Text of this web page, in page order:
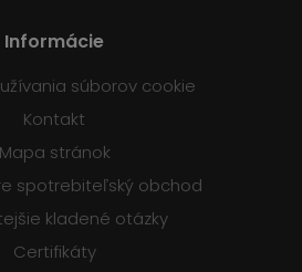
Informácie
súborov cookie
Kontakt
Mapa stránok
spotrebiteľský obchod
kladené otázky
Certifikáty